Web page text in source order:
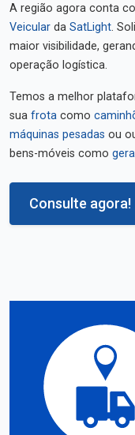
A região agora conta
Veicular da SatLight.
maior visibilidade,
operação logística.
Temos a melhor
sua frota como
máquinas pesadas ou
bens-móveis como
Consulte agora!